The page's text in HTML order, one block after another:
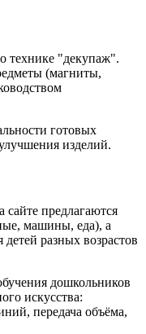
технике "декупаж".
(магниты,
готовых
изделий.
предлагаются
машины, еда), а
разных возрастов
дошкольников
искусства:
передача объёма,